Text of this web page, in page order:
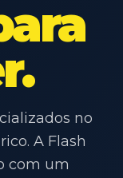
no
A Flash
com um